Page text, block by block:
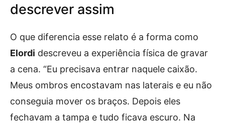
descrever assim
O que diferencia esse relato é a forma como
Elordi descreveu a experiência física de gravar
a cena. “Eu precisava entrar naquele caixão.
Meus ombros encostavam nas laterais e eu não
conseguia mover os braços. Depois eles
fechavam a tampa e tudo ficava escuro. Na